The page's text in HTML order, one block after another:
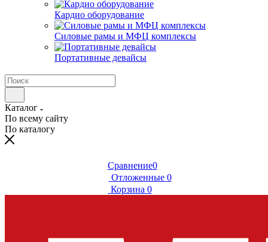
Кардио оборудование
Силовые рамы и МФЦ комплексы
Портативные девайсы
Каталог
По всему сайту
По каталогу
Сравнение0
Отложенные 0
Корзина 0